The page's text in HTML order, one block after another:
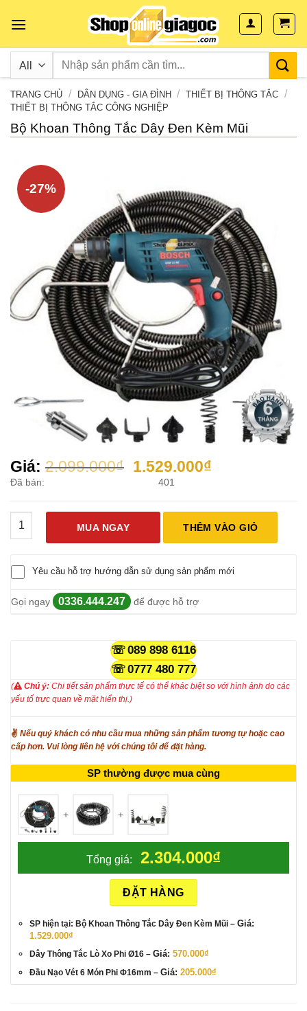
TRANG CHỦ / DÂN DỤNG - GIA ĐÌNH / THIẾT BỊ THÔNG TẮC /
THIẾT BỊ THÔNG TẮC CÔNG NGHIỆP
Bộ Khoan Thông Tắc Dây Đen Kèm Mũi
-27%
Giá: 2.099.000₫ Giá
là:
2.099.000₫.
1.529.000₫Giá
tại
là:
1.529.000₫.
Đã bán: 401
Bộ Khoan Thông Tắc Dây Đen Kèm Mũi số lượng
MUA NGAY
THÊM VÀO GIỎ
Yêu cầu hỗ trợ hướng dẫn sử dụng sản phẩm mới
Gọi ngay 0336.444.247 để được hỗ trợ
089 898 6116
0777 480 777
( Chú ý: Chi tiết sản phẩm thực tế có thể khác biệt so với hình ảnh do các
yếu tố trực quan về mặt hiển thị.)
✌ Nếu quý khách có nhu cầu mua những sản phẩm tương tự hoặc cao
cấp hơn. Vui lòng liên hệ với chúng tôi để đặt hàng.
SP thường được mua cùng
+ +
Tổng giá: 2.304.000₫
ĐẶT HÀNG
SP hiện tại: Bộ Khoan Thông Tắc Dây Đen Kèm Mũi – Giá:Giá
gốc
1.529.000₫Giá
hiện
tại
là:
1.529.000₫.
Dây Thông Tắc Lò Xo Phi Ø16 – Giá: 570.000₫
Đầu Nạo Vét 6 Món Phi Φ16mm – Giá: 205.000₫